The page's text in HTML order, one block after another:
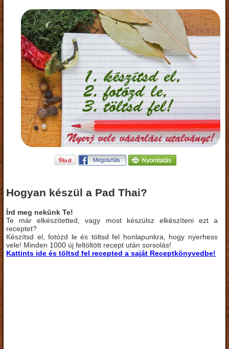
Hogyan készül a Pad Thai?
Írd meg nekünk Te!
Te már elkészítetted, vagy most készülsz elkészíteni ezt a
receptet?
Készítsd el, fotózd le és töltsd fel honlapunkra, hogy nyerhess
vele! Minden 1000 új feltöltött recept után sorsolás!
Kattints ide és töltsd fel recepted a saját Receptkönyvedbe!